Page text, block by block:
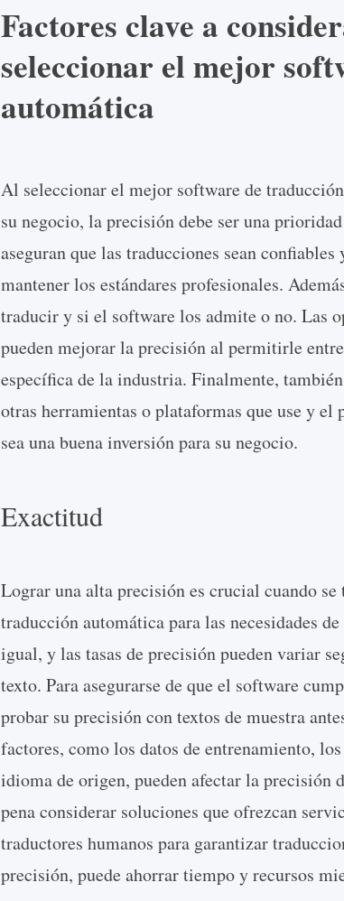
Factores clave a
seleccionar el mejor
automática
Al seleccionar el mejor software de
su negocio, la precisión debe ser una
aseguran que las traducciones sean
mantener los estándares profesionales.
traducir y si el software los admite o no. Las
pueden mejorar la precisión al permitirle
específica de la industria. Finalmente,
otras herramientas o plataformas que use y
sea una buena inversión para su negocio.
Exactitud
Lograr una alta precisión es crucial cuando
traducción automática para las necesidades
igual, y las tasas de precisión pueden variar
texto. Para asegurarse de que el software
probar su precisión con textos de muestra
factores, como los datos de entrenamiento,
idioma de origen, pueden afectar la precisión
pena considerar soluciones que ofrezcan
traductores humanos para garantizar
precisión, puede ahorrar tiempo y recursos